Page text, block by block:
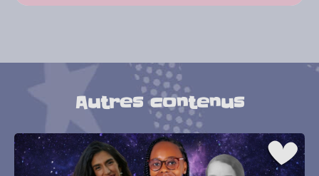
Autres contenus